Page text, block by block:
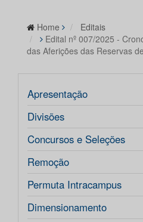
Home
Editais
Edital nº 007/2025 -
das Aferições das Reservas
Apresentação
Divisões
Concursos e Seleções
Remoção
Permuta Intracampus
Dimensionamento